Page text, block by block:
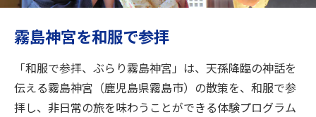
閉じる
霧島神宮を和服で参拝
「和服で参拝、ぶらり霧島神宮」は、天孫降臨の神話を
伝える霧島神宮（鹿児島県霧島市）の散策を、和服で参
拝し、非日常の旅を味わうことができる体験プログラム